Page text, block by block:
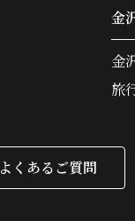
金
金
旅
よくあるご質問